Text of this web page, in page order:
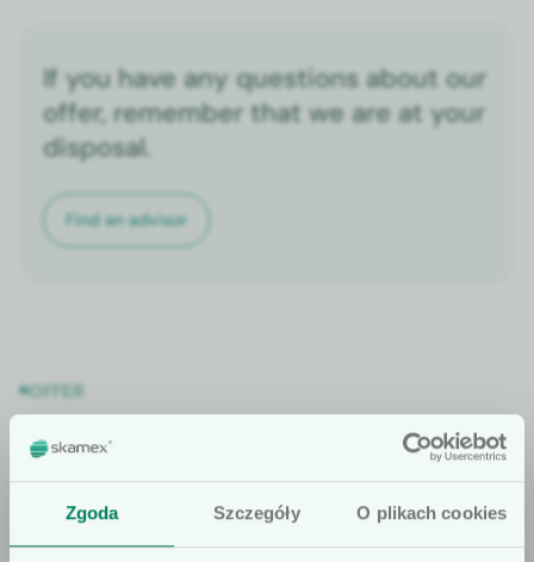
Zgoda Szczegóły O plikach cookies
If you have any questions about our
offer, remember that we are at your
disposal.
Find an advi­sor
OFFER
Also check